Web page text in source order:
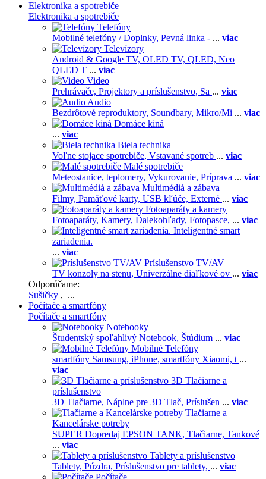
Elektronika a spotrebiče
Elektronika a spotrebiče
Telefóny
Mobilné telefóny / Doplnky, Pevná linka - ... viac
Televízory
Android & Google TV, OLED TV, QLED, Neo
QLED T ... viac
Video
Prehrávače, Projektory a príslušenstvo, Sa ... viac
Audio
Bezdrôtové reproduktory, Soundbary, Mikro/Mi ... viac
Domáce kiná
... viac
Biela technika
Voľne stojace spotrebiče, Vstavané spotreb ... viac
Malé spotrebiče
Meteostanice, teplomery, Vykurovanie, Príprava ... viac
Multimédiá a zábava
Filmy, Pamäťové karty, USB kľúče, Externé ... viac
Fotoaparáty a kamery
Fotoaparáty, Kamery, Ďalekohľady, Fotopasce, ... viac
Inteligentné smart
zariadenia.
... viac
Príslušenstvo TV/AV
TV konzoly na stenu, Univerzálne diaľkové ov ... viac
Odporúčame:
Sušičky , ...
Počítače a smartfóny
Počítače a smartfóny
Notebooky
Študentský spoľahlivý Notebook, Štúdium ... viac
Mobilné Telefóny
smartfóny Samsung, iPhone, smartfóny Xiaomi, t ...
viac
3D Tlačiarne a
príslušenstvo
3D Tlačiarne, Náplne pre 3D Tlač, Príslušen ... viac
Tlačiarne a
Kancelárske potreby
SUPER Dopredaj EPSON TANK, Tlačiarne, Tankové
... viac
Tablety a príslušenstvo
Tablety, Púzdra, Príslušenstvo pre tablety, ... viac
Počítače